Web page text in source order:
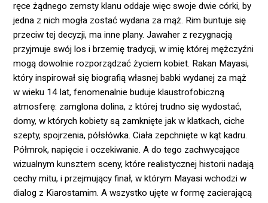
ręce żądnego zemsty klanu oddaje więc swoje dwie córki, by
jedna z nich mogła zostać wydana za mąż. Rim buntuje się
przeciw tej decyzji, ma inne plany. Jawaher z rezygnacją
przyjmuje swój los i brzemię tradycji, w imię której mężczyźni
mogą dowolnie rozporządzać życiem kobiet. Rakan Mayasi,
który inspirował się biografią własnej babki wydanej za mąż
w wieku 14 lat, fenomenalnie buduje klaustrofobiczną
atmosferę: zamglona dolina, z której trudno się wydostać,
domy, w których kobiety są zamknięte jak w klatkach, ciche
szepty, spojrzenia, półsłówka. Ciała zepchnięte w kąt kadru.
Półmrok, napięcie i oczekiwanie. A do tego zachwycające
wizualnym kunsztem sceny, które realistycznej historii nadają
cechy mitu, i przejmujący finał, w którym Mayasi wchodzi w
dialog z Kiarostamim. A wszystko ujęte w formę zacierającą